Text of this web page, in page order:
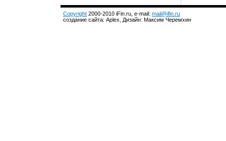
Copyright 2000-2010 iFin.ru, e-mail: mail@ifin.ru
создание сайта: Aplex, Дизайн: Максим Черемхин